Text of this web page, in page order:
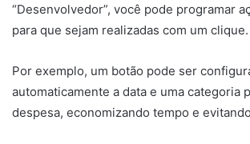
“Desenvolvedor”, você pode programar
para que sejam realizadas com um clique.
Por exemplo, um botão pode ser
automaticamente a data e uma categoria
despesa, economizando tempo e